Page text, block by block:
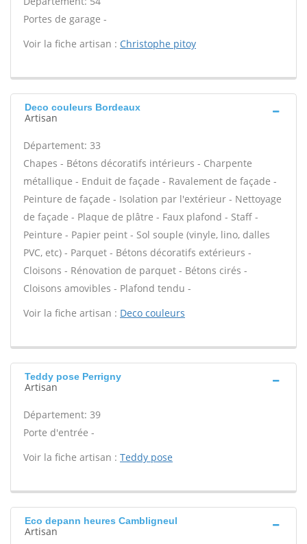
Portes de garage -
Voir la fiche artisan : Christophe pitoy
Deco couleurs Bordeaux
Artisan
Département: 33
Chapes - Bétons décoratifs intérieurs - Charpente
métallique - Enduit de façade - Ravalement de façade -
Peinture de façade - Isolation par l'extérieur - Nettoyage
de façade - Plaque de plâtre - Faux plafond - Staff -
Peinture - Papier peint - Sol souple (vinyle, lino, dalles
PVC, etc) - Parquet - Bétons décoratifs extérieurs -
Cloisons - Rénovation de parquet - Bétons cirés -
Cloisons amovibles - Plafond tendu -
Voir la fiche artisan : Deco couleurs
Teddy pose Perrigny
Artisan
Département: 39
Porte d'entrée -
Voir la fiche artisan : Teddy pose
Eco depann heures Cambligneul
Artisan